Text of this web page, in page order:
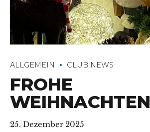
ALLGEMEIN CLUB NEWS
FROHE
WEIHNACHTEN
25. Dezember 2025